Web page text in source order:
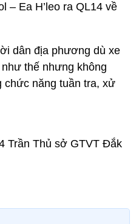
– Ea H’leo ra QL14 về
dân địa phương dù xe
thế nhưng không
năng tuần tra, xử
Trần Thủ sở GTVT Đắk